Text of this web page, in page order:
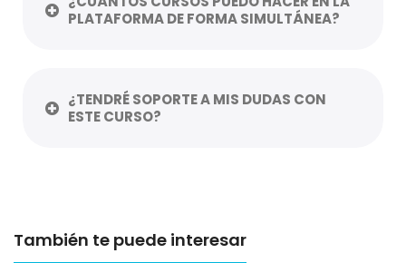
PLATAFORMA DE FORMA SIMULTÁNEA?
¿TENDRÉ SOPORTE A MIS DUDAS CON
ESTE CURSO?
También te puede interesar